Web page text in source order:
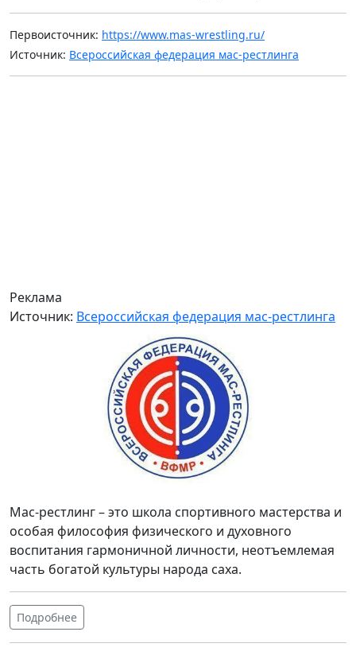
Первоисточник: https://www.mas-wrestling.ru/
Источник: Всероссийская федерация мас-рестлинга
Реклама
Источник: Всероссийская федерация мас-рестлинга
Мас-рестлинг – это школа спортивного мастерства и
особая философия физического и духовного
воспитания гармоничной личности, неотъемлемая
часть богатой культуры народа саха.
Подробнее